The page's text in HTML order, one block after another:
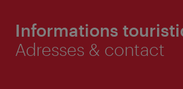
Informations
Adresses & contact